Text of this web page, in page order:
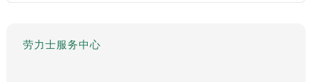
劳力士服务中心